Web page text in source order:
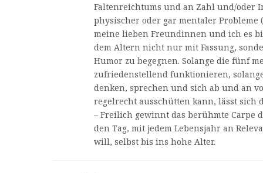
Faltenreichtums und an Zahl und/oder
physischer oder gar mentaler Probleme
meine lieben Freundinnen und ich es
dem Altern nicht nur mit Fassung,
Humor zu begegnen. Solange die fünf
zufriedenstellend funktionieren,
denken, sprechen und sich ab und an
regelrecht ausschütten kann, lässt sich
– Freilich gewinnt das berühmte Carpe
den Tag, mit jedem Lebensjahr an
will, selbst bis ins hohe Alter.